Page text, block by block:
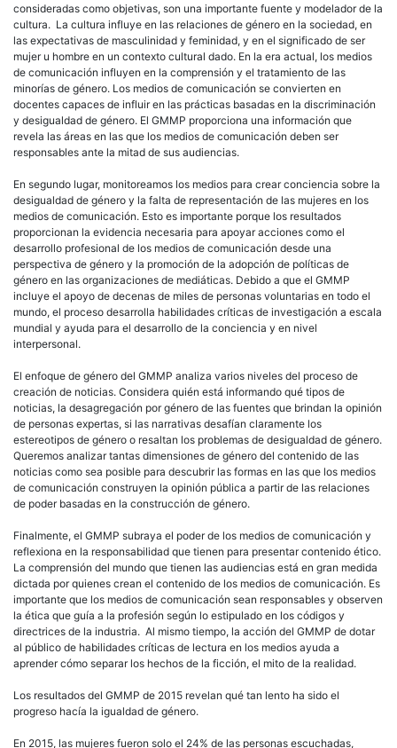
consideradas como objetivas, son una importante fuente y modelador de la
cultura. La cultura influye en las relaciones de género en la sociedad, en
las expectativas de masculinidad y feminidad, y en el significado de ser
mujer u hombre en un contexto cultural dado. En la era actual, los medios
de comunicación influyen en la comprensión y el tratamiento de las
minorías de género. Los medios de comunicación se convierten en
docentes capaces de influir en las prácticas basadas en la discriminación
y desigualdad de género. El GMMP proporciona una información que
revela las áreas en las que los medios de comunicación deben ser
responsables ante la mitad de sus audiencias.
En segundo lugar, monitoreamos los medios para crear conciencia sobre la
desigualdad de género y la falta de representación de las mujeres en los
medios de comunicación. Esto es importante porque los resultados
proporcionan la evidencia necesaria para apoyar acciones como el
desarrollo profesional de los medios de comunicación desde una
perspectiva de género y la promoción de la adopción de políticas de
género en las organizaciones de mediáticas. Debido a que el GMMP
incluye el apoyo de decenas de miles de personas voluntarias en todo el
mundo, el proceso desarrolla habilidades críticas de investigación a escala
mundial y ayuda para el desarrollo de la conciencia y en nivel
interpersonal.
El enfoque de género del GMMP analiza varios niveles del proceso de
creación de noticias. Considera quién está informando qué tipos de
noticias, la desagregación por género de las fuentes que brindan la opinión
de personas expertas, si las narrativas desafían claramente los
estereotipos de género o resaltan los problemas de desigualdad de género.
Queremos analizar tantas dimensiones de género del contenido de las
noticias como sea posible para descubrir las formas en las que los medios
de comunicación construyen la opinión pública a partir de las relaciones
de poder basadas en la construcción de género.
Finalmente, el GMMP subraya el poder de los medios de comunicación y
reflexiona en la responsabilidad que tienen para presentar contenido ético.
La comprensión del mundo que tienen las audiencias está en gran medida
dictada por quienes crean el contenido de los medios de comunicación. Es
importante que los medios de comunicación sean responsables y observen
la ética que guía a la profesión según lo estipulado en los códigos y
directrices de la industria. Al mismo tiempo, la acción del GMMP de dotar
al público de habilidades críticas de lectura en los medios ayuda a
aprender cómo separar los hechos de la ficción, el mito de la realidad.
Los resultados del GMMP de 2015 revelan qué tan lento ha sido el
progreso hacía la igualdad de género.
En 2015, las mujeres fueron solo el 24% de las personas escuchadas,